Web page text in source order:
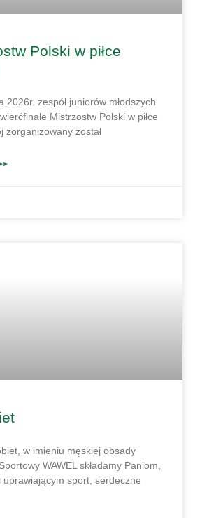
Polski w piłce
2026r. zespół juniorów młodszych
Mistrzostw Polski w piłce
zorganizowany został
w imieniu męskiej obsady
WAWEL składamy Paniom,
uprawiającym sport, serdeczne